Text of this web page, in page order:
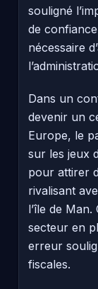
souligné
de
nécessaire
Dans un
devenir un
Europe, le
sur les jeux
pour attirer
rivalisant
l’île de
secteur en
erreur
fiscales.